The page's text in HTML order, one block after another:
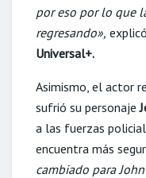
por eso por lo que
regresando»,
Universal+.
Asimismo, el actor
sufrió su personaje
a las fuerzas
encuentra más
cambiado para